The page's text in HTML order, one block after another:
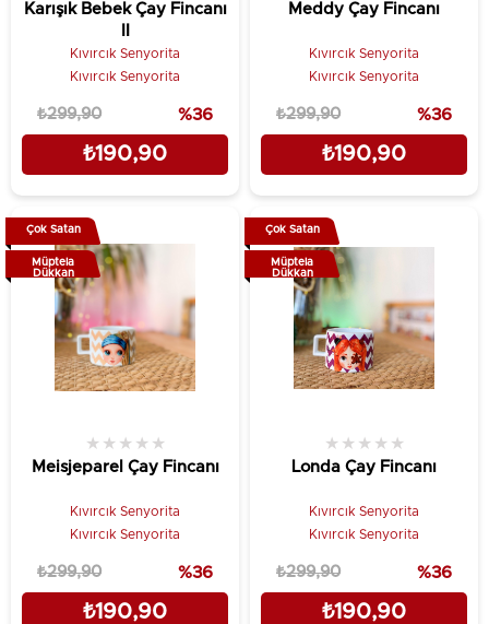
Karışık Bebek Çay Fincanı
Kıvırcık Senyorita
Kıvırcık Senyorita
₺190,90
₺299,90 %36
Meddy Çay Fincanı
Kıvırcık Senyorita
Kıvırcık Senyorita
₺190,90
₺299,90 %36
Meisjeparel Çay Fincanı
★ ★ ★ ★ ★
Kıvırcık Senyorita
Kıvırcık Senyorita
₺190,90
₺299,90 %36
Çok Satan
Müptela
Dükkan
Londa Çay Fincanı
★ ★ ★ ★ ★
Kıvırcık Senyorita
Kıvırcık Senyorita
₺190,90
₺299,90 %36
Çok Satan
Müptela
Dükkan